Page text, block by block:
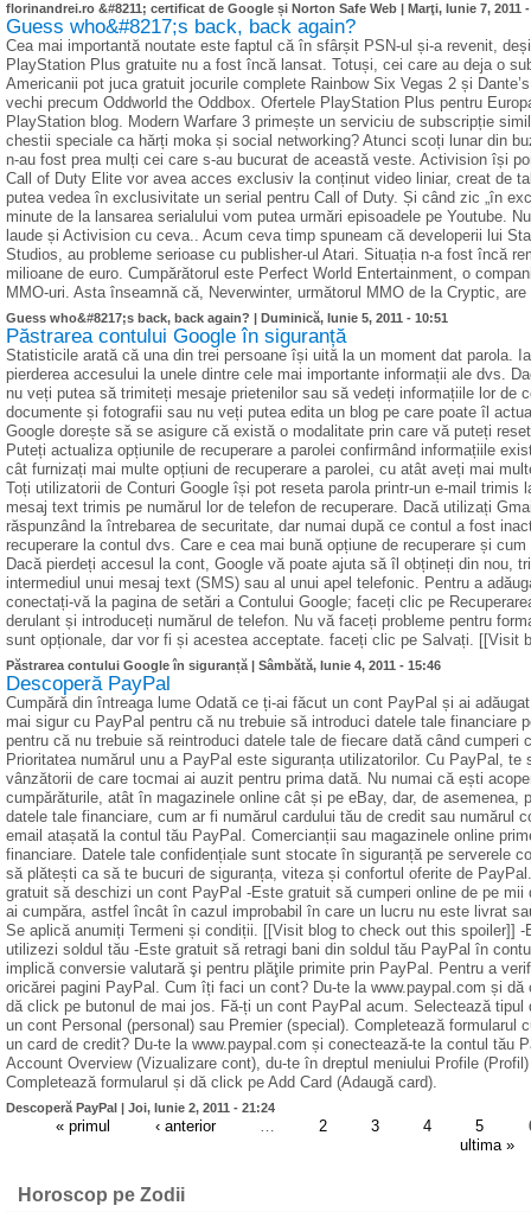
florinandrei.ro &#8211; certificat de Google și Norton Safe Web | Marţi, Iunie 7, 2011
Guess who&#8217;s back, back again?
Cea mai importantă noutate este faptul că în sfârșit PSN-ul și-a revenit,
PlayStation Plus gratuite nu a fost încă lansat. Totuși, cei care au deja o
Americanii pot juca gratuit jocurile complete Rainbow Six Vegas 2 și
vechi precum Oddworld the Oddbox. Ofertele PlayStation Plus pentru
PlayStation blog. Modern Warfare 3 primește un serviciu de subscripție
chestii speciale ca hărți moka și social networking? Atunci scoți lunar din
n-au fost prea mulți cei care s-au bucurat de această veste. Activision își
Call of Duty Elite vor avea acces exclusiv la conținut video liniar, creat de
putea vedea în exclusivitate un serial pentru Call of Duty. Și când zic „în
minute de la lansarea serialului vom putea urmări episoadele pe Youtube.
laude și Activision cu ceva.. Acum ceva timp spuneam că developerii lui
Studios, au probleme serioase cu publisher-ul Atari. Situația n-a fost încă
milioane de euro. Cumpărătorul este Perfect World Entertainment, o
MMO-uri. Asta înseamnă că, Neverwinter, următorul MMO de la Cryptic,
Guess who&#8217;s back, back again? | Duminică, Iunie 5, 2011 - 10:51
Păstrarea contului Google în siguranță
Statisticile arată că una din trei persoane își uită la un moment dat parola.
pierderea accesului la unele dintre cele mai importante informații ale dvs.
nu veți putea să trimiteți mesaje prietenilor sau să vedeți informațiile lor de
documente și fotografii sau nu veți putea edita un blog pe care poate îl
Google dorește să se asigure că există o modalitate prin care vă puteți
Puteți actualiza opțiunile de recuperare a parolei confirmând informațiile
cât furnizați mai multe opțiuni de recuperare a parolei, cu atât aveți mai
Toți utilizatorii de Conturi Google își pot reseta parola printr-un e-mail trimis
mesaj text trimis pe numărul lor de telefon de recuperare. Dacă utilizați
răspunzând la întrebarea de securitate, dar numai după ce contul a fost
recuperare la contul dvs. Care e cea mai bună opțiune de recuperare și
Dacă pierdeți accesul la cont, Google vă poate ajuta să îl obțineți din nou,
intermediul unui mesaj text (SMS) sau al unui apel telefonic. Pentru a
conectați-vă la pagina de setări a Contului Google; faceți clic pe
derulant și introduceți numărul de telefon. Nu vă faceți probleme pentru
sunt opționale, dar vor fi și acestea acceptate. faceți clic pe Salvați. [[Visit
Păstrarea contului Google în siguranță | Sâmbătă, Iunie 4, 2011 - 15:46
Descoperă PayPal
Cumpără din întreaga lume Odată ce ți-ai făcut un cont PayPal și ai
mai sigur cu PayPal pentru că nu trebuie să introduci datele tale financiare
pentru că nu trebuie să reintroduci datele tale de fiecare dată când
Prioritatea numărul unu a PayPal este siguranța utilizatorilor. Cu PayPal,
vânzătorii de care tocmai ai auzit pentru prima dată. Nu numai că ești
cumpărăturile, atât în magazinele online cât și pe eBay, dar, de
datele tale financiare, cum ar fi numărul cardului tău de credit sau numărul
email atașată la contul tău PayPal. Comercianții sau magazinele online
financiare. Datele tale confidențiale sunt stocate în siguranță pe serverele
să plătești ca să te bucuri de siguranța, viteza și confortul oferite de
gratuit să deschizi un cont PayPal -Este gratuit să cumperi online de pe
ai cumpăra, astfel încât în cazul improbabil în care un lucru nu este livrat
Se aplică anumiți Termeni și condiții. [[Visit blog to check out this spoiler]]
utilizezi soldul tău -Este gratuit să retragi bani din soldul tău PayPal în
implică conversie valutară şi pentru plăţile primite prin PayPal. Pentru a
oricărei pagini PayPal. Cum îți faci un cont? Du-te la www.paypal.com și
dă click pe butonul de mai jos. Fă-ți un cont PayPal acum. Selectează
un cont Personal (personal) sau Premier (special). Completează formularul
un card de credit? Du-te la www.paypal.com și conectează-te la contul tău
Account Overview (Vizualizare cont), du-te în dreptul meniului Profile
Completează formularul și dă click pe Add Card (Adaugă card).
Descoperă PayPal | Joi, Iunie 2, 2011 - 21:24
« primul ‹ anterior … 2 3 4 5
ultima »
Horoscop pe Zodii